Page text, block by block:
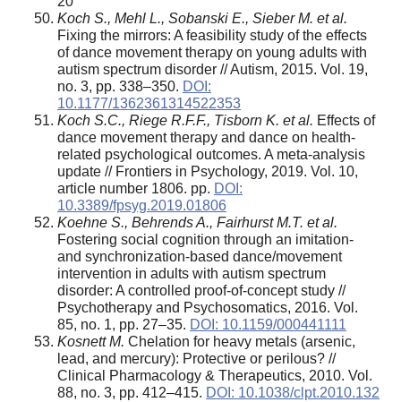
Koch S., Mehl L., Sobanski E., Sieber M. et al.
Fixing the mirrors: A feasibility study of the effects
of dance movement therapy on young adults with
autism spectrum disorder // Autism, 2015. Vol. 19,
no. 3, pp. 338–350. DOI:
10.1177/1362361314522353
Koch S.C., Riege R.F.F., Tisborn K. et al. Effects of
dance movement therapy and dance on health-
related psychological outcomes. A meta-analysis
update // Frontiers in Psychology, 2019. Vol. 10,
article number 1806. pp. DOI:
10.3389/fpsyg.2019.01806
Koehne S., Behrends A., Fairhurst M.T. et al.
Fostering social cognition through an imitation-
and synchronization-based dance/movement
intervention in adults with autism spectrum
disorder: A controlled proof-of-concept study //
Psychotherapy and Psychosomatics, 2016. Vol.
85, no. 1, pp. 27–35. DOI: 10.1159/000441111
Kosnett M. Chelation for heavy metals (arsenic,
lead, and mercury): Protective or perilous? //
Clinical Pharmacology & Therapeutics, 2010. Vol.
88, no. 3, pp. 412–415. DOI: 10.1038/clpt.2010.132